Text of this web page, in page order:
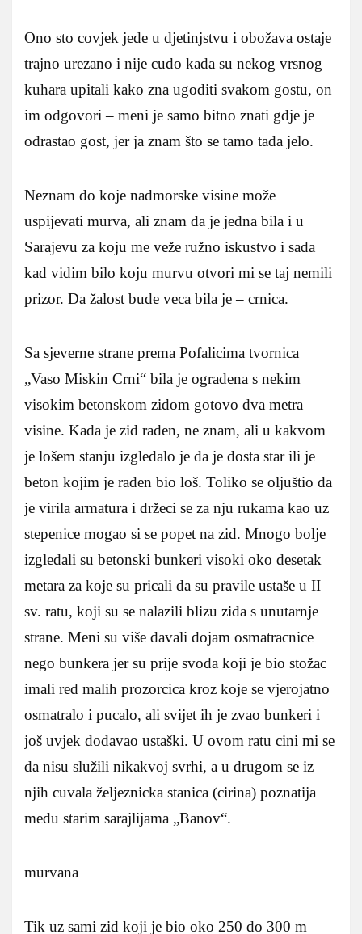
Ono sto covjek jede u djetinjstvu i obožava ostaje
trajno urezano i nije cudo kada su nekog vrsnog
kuhara upitali kako zna ugoditi svakom gostu, on
im odgovori – meni je samo bitno znati gdje je
odrastao gost, jer ja znam što se tamo tada jelo.
Neznam do koje nadmorske visine može
uspijevati murva, ali znam da je jedna bila i u
Sarajevu za koju me veže ružno iskustvo i sada
kad vidim bilo koju murvu otvori mi se taj nemili
prizor. Da žalost bude veca bila je – crnica.
Sa sjeverne strane prema Pofalicima tvornica
„Vaso Miskin Crni“ bila je ogradena s nekim
visokim betonskom zidom gotovo dva metra
visine. Kada je zid raden, ne znam, ali u kakvom
je lošem stanju izgledalo je da je dosta star ili je
beton kojim je raden bio loš. Toliko se oljuštio da
je virila armatura i držeci se za nju rukama kao uz
stepenice mogao si se popet na zid. Mnogo bolje
izgledali su betonski bunkeri visoki oko desetak
metara za koje su pricali da su pravile ustaše u II
sv. ratu, koji su se nalazili blizu zida s unutarnje
strane. Meni su više davali dojam osmatracnice
nego bunkera jer su prije svoda koji je bio stožac
imali red malih prozorcica kroz koje se vjerojatno
osmatralo i pucalo, ali svijet ih je zvao bunkeri i
još uvjek dodavao ustaški. U ovom ratu cini mi se
da nisu služili nikakvoj svrhi, a u drugom se iz
njih cuvala željeznicka stanica (cirina) poznatija
medu starim sarajlijama „Banov“.
murvana
Tik uz sami zid koji je bio oko 250 do 300 m